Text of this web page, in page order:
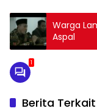
Warga
Aspal
1
Berita Terkait